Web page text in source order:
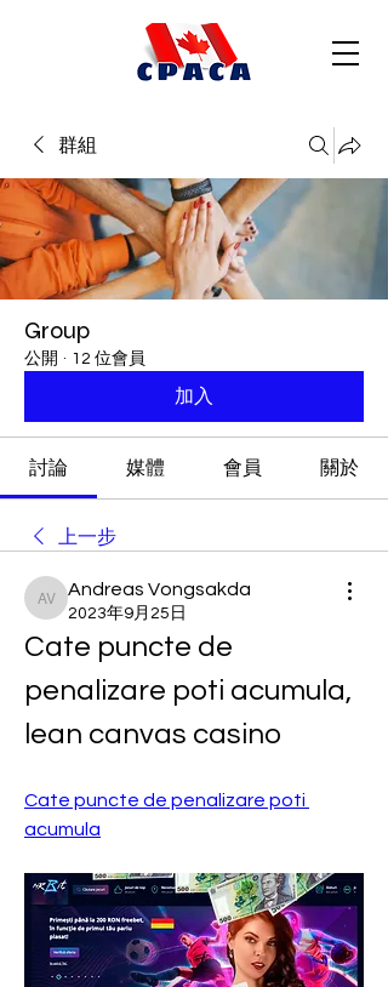
群組
Group
公開 · 12 位會員
加入
討論 媒體 會員 關於
上一步
Andreas Vongsakda
Andreas Vongsakda
2023年9月25日
Cate puncte de
penalizare poti acumula,
lean canvas casino
Cate puncte de penalizare poti
acumula